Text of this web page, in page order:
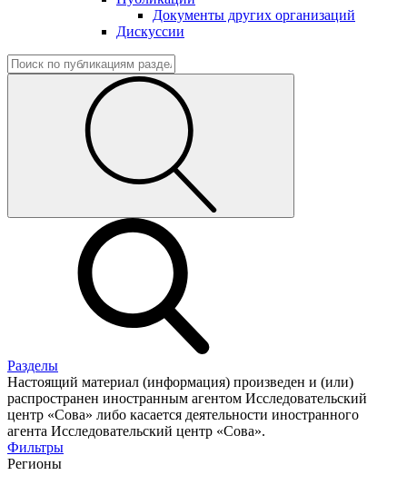
Документы других организаций
Дискуссии
Разделы
Настоящий материал (информация) произведен и (или)
распространен иностранным агентом Исследовательский
центр «Сова» либо касается деятельности иностранного
агента Исследовательский центр «Сова».
Фильтры
Регионы